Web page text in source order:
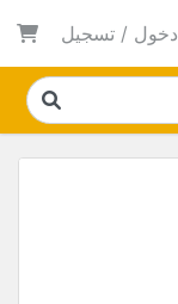
دخول / تسجيل